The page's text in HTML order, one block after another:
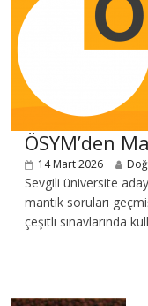
ÖSYM’den
14 Mart 2026
Sevgili üniversite
mantık soruları
çeşitli sınavlarında